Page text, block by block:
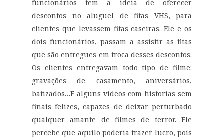
funcionários tem a ideia de oferecer
descontos no aluguel de fitas VHS, para
clientes que levassem fitas caseiras. Ele e os
dois funcionários, passam a assistir as fitas
que são entregues em troca desses descontos.
Os clientes entregavam todo tipo de filme:
gravações de casamento, aniversários,
batizados…E alguns vídeos com historias sem
finais felizes, capazes de deixar perturbado
qualquer amante de filmes de terror. Ele
percebe que aquilo poderia trazer lucro, pois